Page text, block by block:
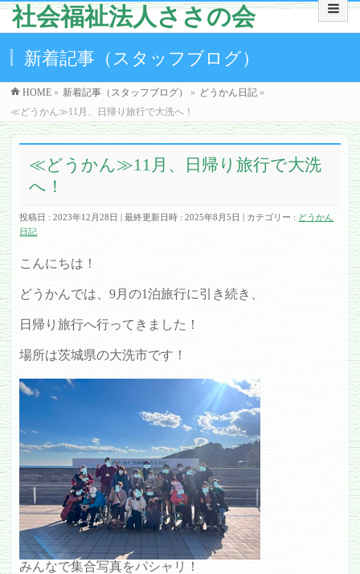
社会福祉法人ささの会
新着記事（スタッフブログ）
HOME » 新着記事（スタッフブログ） » どうかん日記 »
≪どうかん≫11月、日帰り旅行で大洗へ！
≪どうかん≫11月、日帰り旅行で大洗
へ！
投稿日 : 2023年12月28日 最終更新日時 : 2025年8月5日 カテゴリー : どうかん
日記
こんにちは！
どうかんでは、9月の1泊旅行に引き続き、
日帰り旅行へ行ってきました！
場所は茨城県の大洗市です！
みんなで集合写真をパシャリ！